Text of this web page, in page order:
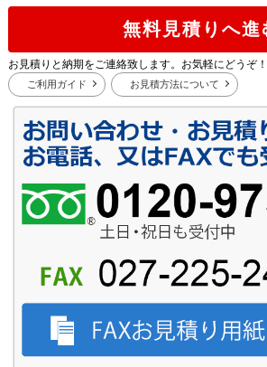
無料見積りへ進
お見積りと納期をご連絡致します。お気軽にどうぞ！
ご利用ガイド お見積方法について